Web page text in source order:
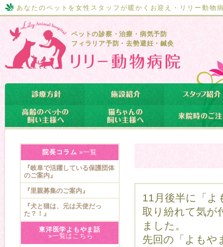
あなたのペットを女性スタッフが暖かくお迎え・リリー動物
ペットの診察・治療・病気予防
フィラリア予防・去勢避妊・鍼灸
11月後半に「
取り紛れて気が
ました。
先回の「よもや
院長コラム »一覧
『岐阜で活躍している保護団体
のご案内』
『里親募集のご案内』
『犬と猫は、元は天使だっ
た？！』
東洋医学よもやま話
»一覧はこちら